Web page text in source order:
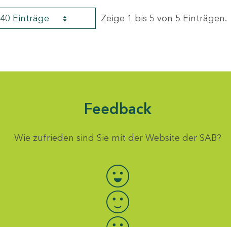
40 Einträge Zeige 1 bis 5 von 5 Einträgen.
Feedback
Wie zufrieden sind Sie mit der Website der SAB?
Bewertung auswählen